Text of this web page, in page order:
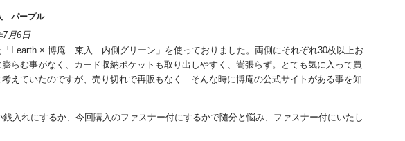
パープル
7月6日
「I earth × 博庵 束入 内側グリーン」を使っておりました。両側にそれぞれ30枚以上お
らむ事がなく、カード収納ポケットも取り出しやすく、嵩張らず。とても気に入って買
えていたのですが、売り切れで再販もなく…そんな時に博庵の公式サイトがある事を知
銭入れにするか、今回購入のファスナー付にするかで随分と悩み、ファスナー付にいたし